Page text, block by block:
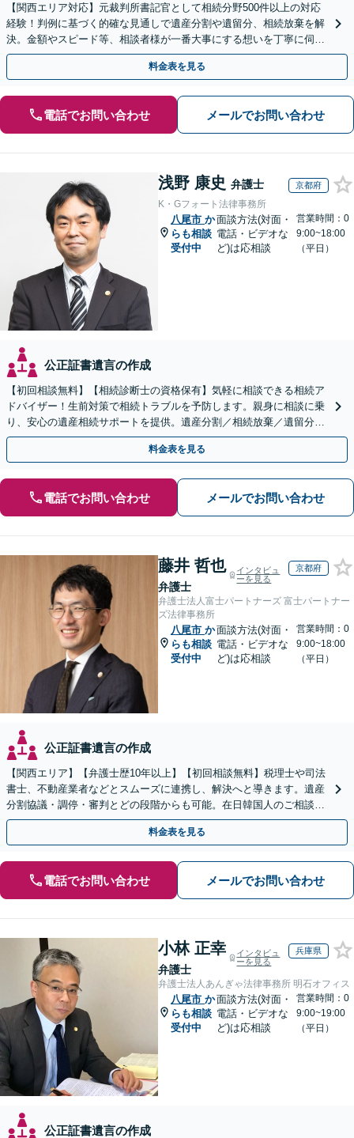
【関西エリア対応】元裁判所書記官として相続分野500件以上の対応
経験！判例に基づく的確な見通しで遺産分割や遺留分、相続放棄を解
決。金額やスピード等、相談者様が一番大事にする想いを丁寧に伺い
最善の解決策を提案【WEB面談可】
料金表を見る
電話でお問い合わせ メールでお問い合わせ
浅野 康史 弁護士 京都府
K・Gフォート法律事務所
八尾市 か
らも相談
受付中
面談方法(対面・
電話・ビデオな
ど)は応相談
営業時間：0
9:00~18:00
（平日）
公正証書遺言の作成
【初回相談無料】【相続診断士の資格保有】気軽に相談できる相続ア
ドバイザー！生前対策で相続トラブルを予防します。親身に相談に乗
り、安心の遺産相続サポートを提供。遺産分割／相続放棄／遺留分も
お任せ！【出張サポート】【完全個室】【丸太町駅6分】
料金表を見る
電話でお問い合わせ メールでお問い合わせ
藤井 哲也
弁護士
インタビュ
ーを見る
京都府
弁護士法人富士パートナーズ 富士パートナー
ズ法律事務所
八尾市 か
らも相談
受付中
面談方法(対面・
電話・ビデオな
ど)は応相談
営業時間：0
9:00~18:00
（平日）
公正証書遺言の作成
【関西エリア】【弁護士歴10年以上】【初回相談無料】税理士や司法
書士、不動産業者などとスムーズに連携し、解決へと導きます。遺産
分割協議・調停・審判とどの段階からも可能。在日韓国人のご相談も
対応しております【休日・夜間相談可】
料金表を見る
電話でお問い合わせ メールでお問い合わせ
小林 正幸
弁護士
インタビュ
ーを見る
兵庫県
弁護士法人あんぎゃ法律事務所 明石オフィス
八尾市 か
らも相談
受付中
面談方法(対面・
電話・ビデオな
ど)は応相談
営業時間：0
9:00~19:00
（平日）
公正証書遺言の作成